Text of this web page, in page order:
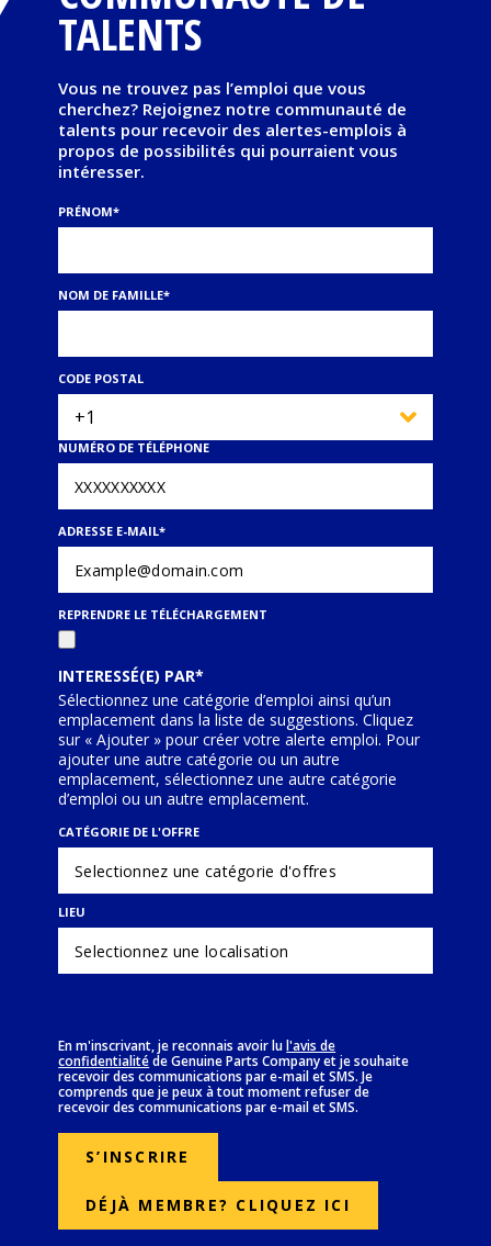
TALENTS
Vous ne trouvez pas l’emploi que vous
cherchez? Rejoignez notre communauté de
talents pour recevoir des alertes-emplois à
propos de possibilités qui pourraient vous
intéresser.
PRÉNOM*
NOM DE FAMILLE*
CODE POSTAL
NUMÉRO DE TÉLÉPHONE
ADRESSE E-MAIL*
REPRENDRE LE TÉLÉCHARGEMENT
INTERESSÉ(E) PAR
Sélectionnez une catégorie d’emploi ainsi qu’un
emplacement dans la liste de suggestions. Cliquez
sur « Ajouter » pour créer votre alerte emploi. Pour
ajouter une autre catégorie ou un autre
emplacement, sélectionnez une autre catégorie
d’emploi ou un autre emplacement.
CATÉGORIE DE L'OFFRE
LIEU
En m'inscrivant, je reconnais avoir lul'avis de
confidentialité
(Opens in new window)
de Genuine Parts Company et je souhaite
recevoir des communications par e-mail et SMS. Je
comprends que je peux à tout moment refuser de
recevoir des communications par e-mail et SMS.
S’INSCRIRE
DÉJÀ MEMBRE? CLIQUEZ ICI